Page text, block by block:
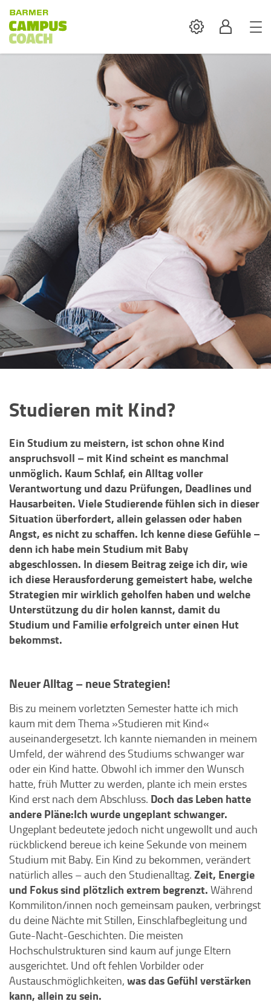
SettingsProfil
Studieren mit Kind?
Ein Studium zu meistern, ist schon ohne Kind
anspruchsvoll – mit Kind scheint es manchmal
unmöglich. Kaum Schlaf, ein Alltag voller
Verantwortung und dazu Prüfungen, Deadlines und
Hausarbeiten. Viele Studierende fühlen sich in dieser
Situation überfordert, allein gelassen oder haben
Angst, es nicht zu schaffen. Ich kenne diese Gefühle –
denn ich habe mein Studium mit Baby
abgeschlossen. In diesem Beitrag zeige ich dir, wie
ich diese Herausforderung gemeistert habe, welche
Strategien mir wirklich geholfen haben und welche
Unterstützung du dir holen kannst, damit du
Studium und Familie erfolgreich unter einen Hut
bekommst.
Neuer Alltag – neue Strategien!
Bis zu meinem vorletzten Semester hatte ich mich
kaum mit dem Thema »Studieren mit Kind«
auseinandergesetzt. Ich kannte niemanden in meinem
Umfeld, der während des Studiums schwanger war
oder ein Kind hatte. Obwohl ich immer den Wunsch
hatte, früh Mutter zu werden, plante ich mein erstes
Kind erst nach dem Abschluss. Doch das Leben hatte
andere Pläne:Ich wurde ungeplant schwanger.
Ungeplant bedeutete jedoch nicht ungewollt und auch
rückblickend bereue ich keine Sekunde von meinem
Studium mit Baby. Ein Kind zu bekommen, verändert
natürlich alles – auch den Studienalltag. Zeit, Energie
und Fokus sind plötzlich extrem begrenzt. Während
Kommiliton/innen noch gemeinsam pauken, verbringst
du deine Nächte mit Stillen, Einschlafbegleitung und
Gute-Nacht-Geschichten. Die meisten
Hochschulstrukturen sind kaum auf junge Eltern
ausgerichtet. Und oft fehlen Vorbilder oder
Austauschmöglichkeiten, was das Gefühl verstärken
kann, allein zu sein.